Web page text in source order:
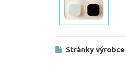
Stránky výrobce